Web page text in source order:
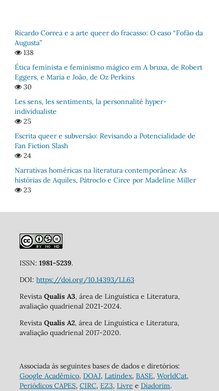
Ricardo Correa e a arte queer do fracasso: O caso “Fofão da
Augusta”
138
Ética feminista e feminismo mágico em A bruxa, de Robert
Eggers, e Maria e João, de Oz Perkins
30
Les sens, les sentiments, la personnalité hyper-
individualiste
25
Escrita queer e subversão: Revisando a Potencialidade de
Fan Fiction Slash
24
Narrativas homéricas na literatura contemporânea: As
histórias de Aquiles, Pátroclo e Circe por Madeline Miller
23
ISSN: 1981-5239.
DOI: https://doi.org/10.14393/LL63
Revista Qualis A3, área de Linguística e Literatura,
avaliação quadrienal 2021-2024.
Revista Qualis A2, área de Linguística e Literatura,
avaliação quadrienal 2017-2020.
Associada às seguintes bases de dados e diretórios:
Google Acadêmico, DOAJ, Latindex, BASE, WorldCat,
Periódicos CAPES, CIRC, EZ3, Livre e Diadorim.